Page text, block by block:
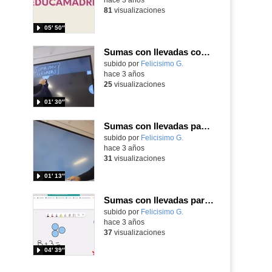
05′ 50″
81 visualizaciones
Sumas con llevadas con las nuevas pantallas táctiles
Contenido educativo.
subido por Felicisimo G.
01′ 30″
hace 3 años
25visualizaciones
Sumas con llevadas pantalla táctil
Contenido educativo.
subido por Felicisimo G.
01′ 13″
hace 3 años
31 visualizaciones
Sumas con llevadas para eXe
Contenido educativo.
subido por Felicisimo G.
04′ 39″
hace 3 años
37visualizaciones